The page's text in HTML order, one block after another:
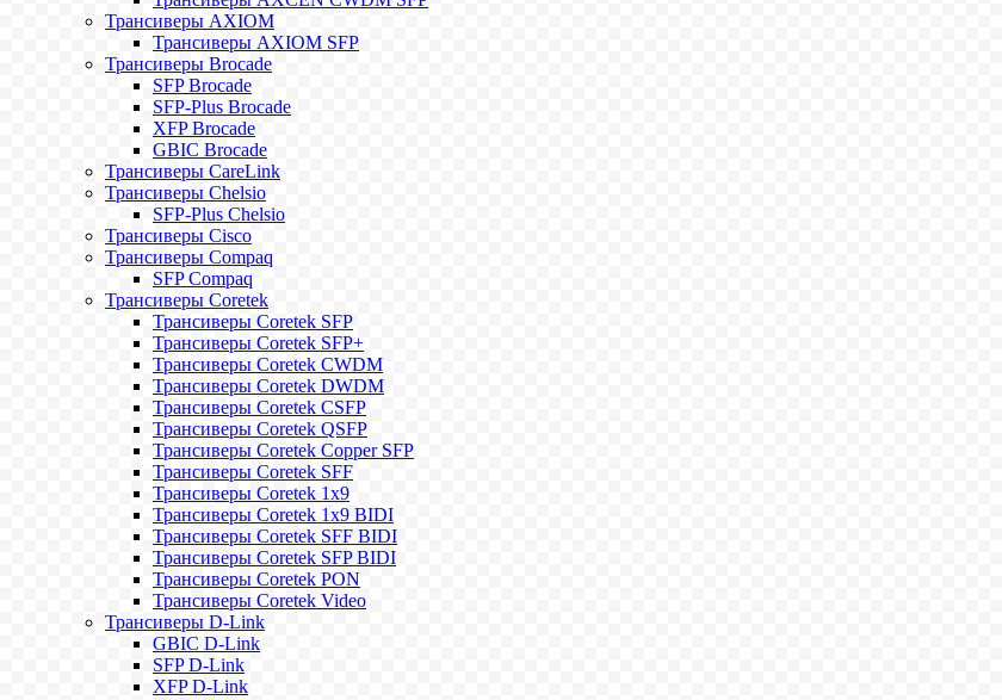
Трансиверы AXIOM
Трансиверы AXIOM SFP
Трансиверы Brocade
SFP Brocade
SFP-Plus Brocade
XFP Brocade
GBIC Brocade
Трансиверы CareLink
Трансиверы Chelsio
SFP-Plus Chelsio
Трансиверы Cisco
Трансиверы Compaq
SFP Compaq
Трансиверы Coretek
Трансиверы Coretek SFP
Трансиверы Coretek SFP+
Трансиверы Coretek CWDM
Трансиверы Coretek DWDM
Трансиверы Coretek CSFP
Трансиверы Coretek QSFP
Трансиверы Coretek Copper SFP
Трансиверы Coretek SFF
Трансиверы Coretek 1x9
Трансиверы Coretek 1x9 BIDI
Трансиверы Coretek SFF BIDI
Трансиверы Coretek SFP BIDI
Трансиверы Coretek PON
Трансиверы Coretek Video
Трансиверы D-Link
GBIC D-Link
SFP D-Link
XFP D-Link